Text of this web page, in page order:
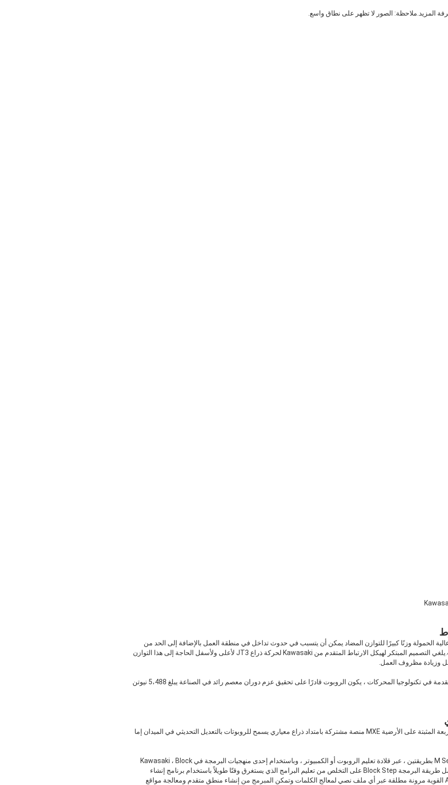
المزيد.ملاحظة: الصور لا تظهر على نطاق واسع.
عالية الحمولة وزنًا كبيرًا للتوازن المضاد يمكن أن يتسبب في حدوث تداخل في منطقة العمل بالإضافة إلى الحد من
نطاق العمل الكلي للروبوت.يلغي التصميم المبتكر لهيكل الارتباط المتقدم من Kawasaki لحركة ذراع JT3 لأعلى ولأسفل الحاجة إلى هذا التوازن
وزيادة مظروف العمل.
باستخدام تقنيات هندسية متقدمة في تكنولوجيا المحركات ، يكون الروبوت قادرًا على تحقيق عزم دوران معصم رائد في الصناعة يبلغ 5،488 نيوتن
تستخدم جميع الروبوتات الأربعة المثبتة على الأرضية MXE منصة مشتركة بامتداد ذراع معياري يسمح للروبوتات بالتعديل التحديثي في ​​الميدان إما
يمكن برمجة M Series Robots بطريقتين ، عبر قلادة تعليم الروبوت أو الكمبيوتر ، وباستخدام إحدى منهجيات البرمجة في Kawasaki ، Block
Step أو AS Language.تعمل طريقة البرمجة Block Step على التخلص من تعليم البرامج الذي يستغرق وقتًا طويلاً باستخدام برنامج إنشاء
المسار التلقائي.توفر لغة AS القوية مرونة مطلقة عبر أي ملف نصي لمعالج الكلمات وتمكن المبرمج من إنشاء منطق متقدم ومعالجة مواقع